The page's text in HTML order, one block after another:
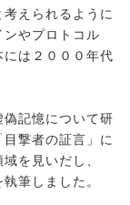
えられるように
やプロトコル
には２０００年代
記憶について研
撃者の証言」に
を見いだし、
筆しました。